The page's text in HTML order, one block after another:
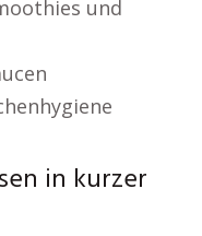
und
in kurzer